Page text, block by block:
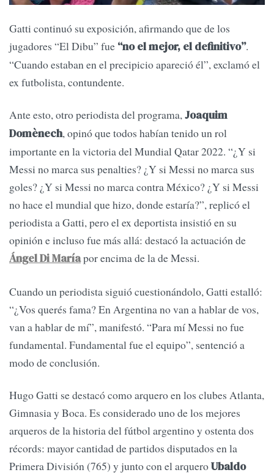
Gatti continuó su exposición, afirmando que de los
jugadores “El Dibu” fue “no el mejor, el definitivo”.
“Cuando estaban en el precipicio apareció él”, exclamó el
ex futbolista, contundente.
Ante esto, otro periodista del programa,Joaquim
Domènech, opinó que todos habían tenido un rol
importante en la victoria del Mundial Qatar 2022. “¿Y si
Messi no marca sus penalties? ¿Y si Messi no marca sus
goles? ¿Y si Messi no marca contra México? ¿Y si Messi
no hace el mundial que hizo, donde estaría?”, replicó el
periodista a Gatti, pero el ex deportista insistió en su
opinión e incluso fue más allá: destacó la actuación de
Ángel Di Maríapor encima de la de Messi.
Cuando un periodista siguió cuestionándolo, Gatti estalló:
“¿Vos querés fama? En Argentina no van a hablar de vos,
van a hablar de mí”, manifestó. “Para mí Messi no fue
fundamental. Fundamental fue el equipo”, sentenció a
modo de conclusión.
Hugo Gatti se destacó como arquero en los clubes Atlanta,
Gimnasia y Boca. Es considerado uno de los mejores
arqueros de la historia del fútbol argentino y ostenta dos
récords: mayor cantidad de partidos disputados en la
Primera División (765) y junto con el arqueroUbaldo